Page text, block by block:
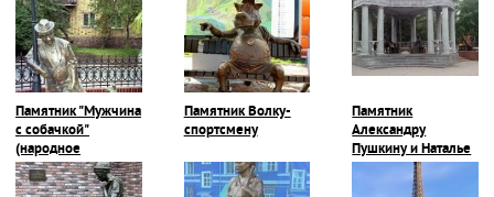
Памятник "Мужчина
с собачкой"
(народное
название "Дядя
Вася-пьяница")
Памятник Волку-
спортсмену
Памятник
Александру
Пушкину и Наталье
Гончаровой